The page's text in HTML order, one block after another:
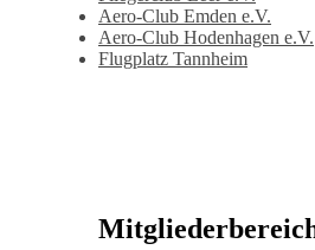
Aero-Club Emden e.V.
Aero-Club Hodenhagen e.V.
Flugplatz Tannheim